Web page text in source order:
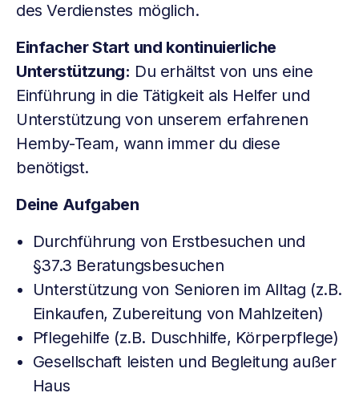
des Verdienstes möglich.
Einfacher Start und kontinuierliche
Unterstützung: Du erhältst von uns eine
Einführung in die Tätigkeit als Helfer und
Unterstützung von unserem erfahrenen
Hemby-Team, wann immer du diese
benötigst.
Deine Aufgaben
Durchführung von Erstbesuchen und
§37.3 Beratungsbesuchen
Unterstützung von Senioren im Alltag (z.B.
Einkaufen, Zubereitung von Mahlzeiten)
Pflegehilfe (z.B. Duschhilfe, Körperpflege)
Gesellschaft leisten und Begleitung außer
Haus